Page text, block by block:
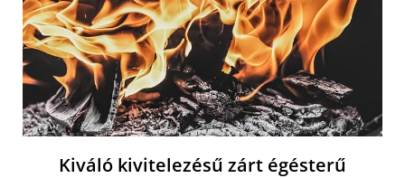
Kiváló kivitelezésű zárt égésterű